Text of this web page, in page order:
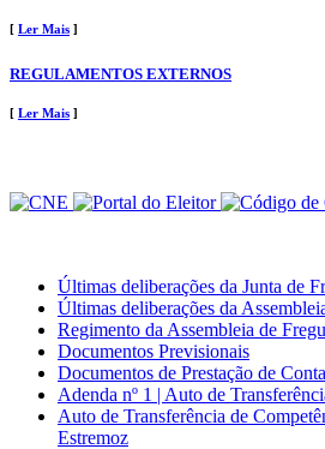
[ Ler Mais ]
REGULAMENTOS EXTERNOS
[ Ler Mais ]
Últimas deliberações da Junta de
Últimas deliberações da
Regimento da Assembleia de
Documentos Previsionais
Documentos de Prestação de
Adenda nº 1 | Auto de
Auto de Transferência de
Estremoz